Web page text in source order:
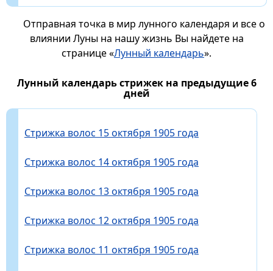
Отправная точка в мир лунного календаря и все о
влиянии Луны на нашу жизнь Вы найдете на
странице «Лунный календарь».
Лунный календарь стрижек на предыдущие 6
дней
Стрижка волос 15 октября 1905 года
Стрижка волос 14 октября 1905 года
Стрижка волос 13 октября 1905 года
Стрижка волос 12 октября 1905 года
Стрижка волос 11 октября 1905 года